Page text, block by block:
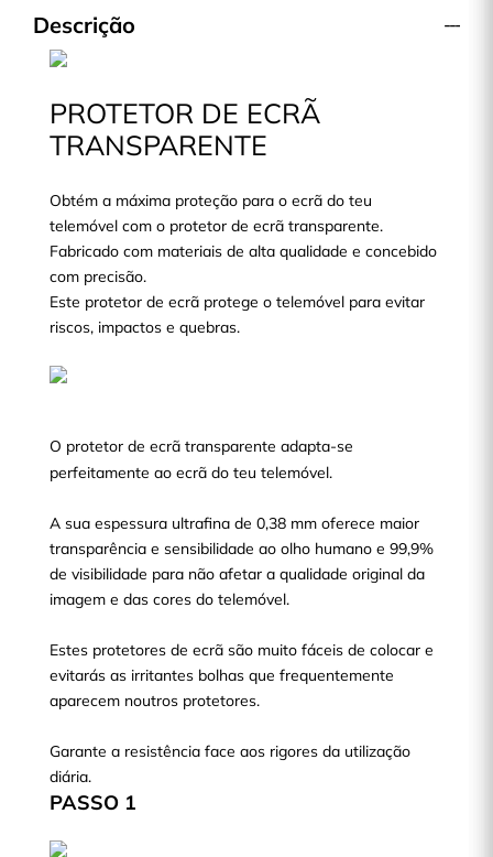
Descrição
PROTETOR DE ECRÃ
TRANSPARENTE
Obtém a máxima proteção para o ecrã do teu
telemóvel com o protetor de ecrã transparente.
Fabricado com materiais de alta qualidade e concebido
com precisão.
Este protetor de ecrã protege o telemóvel para evitar
riscos, impactos e quebras.
O protetor de ecrã transparente adapta-se
perfeitamente ao ecrã do teu telemóvel.
A sua espessura ultrafina de 0,38 mm oferece maior
transparência e sensibilidade ao olho humano e 99,9%
de visibilidade para não afetar a qualidade original da
imagem e das cores do telemóvel.
Estes protetores de ecrã são muito fáceis de colocar e
evitarás as irritantes bolhas que frequentemente
aparecem noutros protetores.
Garante a resistência face aos rigores da utilização
diária.
PASSO 1